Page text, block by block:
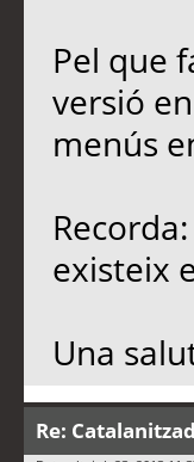
Pel que
versió
menús
existeix
Una
Re: